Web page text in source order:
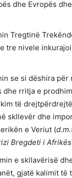
dhe Evropës
Tregtinë
tre nivele
se si dëshira për
dhe rritja e
të
skllevër dhe
e Veriut (
Bregdeti i Afrikës
e skllavërisë
gjatë kalimit të